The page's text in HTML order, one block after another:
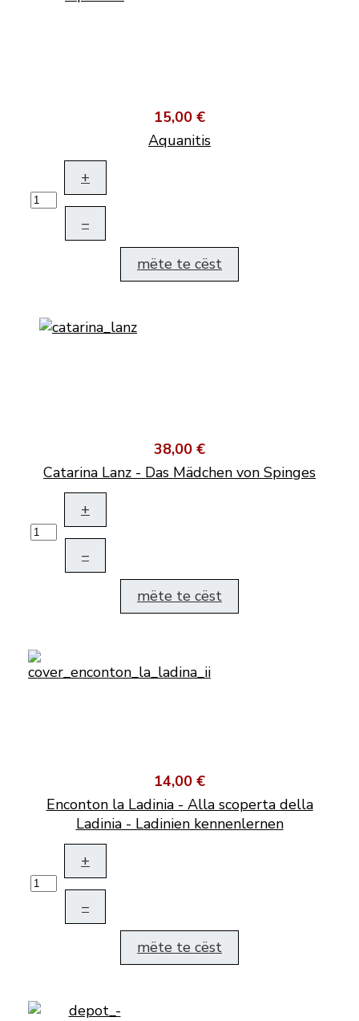
15,00 €
Aquanitis
+
–
mëte te cëst
38,00 €
Catarina Lanz - Das Mädchen von Spinges
+
–
mëte te cëst
14,00 €
Enconton la Ladinia - Alla scoperta della
Ladinia - Ladinien kennenlernen
+
–
mëte te cëst